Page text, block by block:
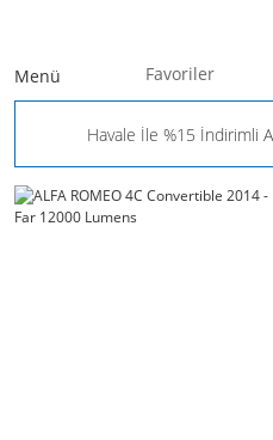
Menü Favoriler